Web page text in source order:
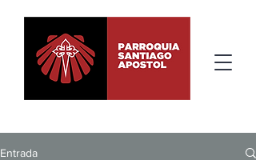
Entrada